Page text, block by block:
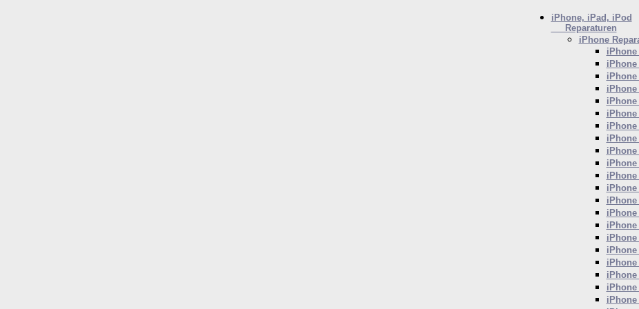
iPhone, iPad, iPod
Reparaturen
iPhone
iPhone
iPhone
iPhone
iPhone
iPhone
iPhone
iPhone
iPhone
iPhone
iPhone
iPhone
iPhone
iPhone
iPhone
iPhone
iPhone
iPhone
iPhone
iPhone
iPhone
iPhone